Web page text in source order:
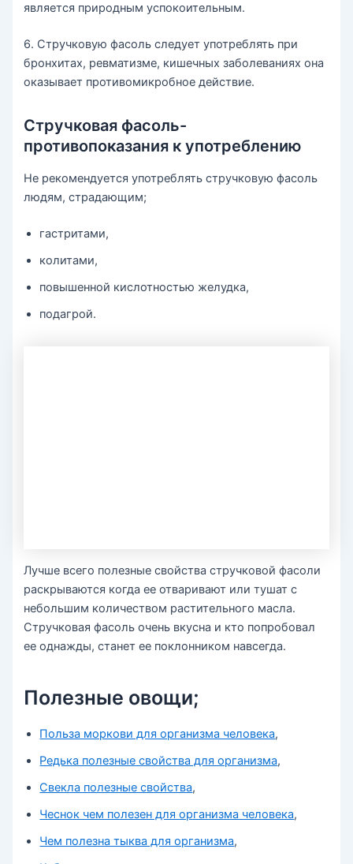
является природным успокоительным.
6. Стручковую фасоль следует употреблять при
бронхитах, ревматизме, кишечных заболеваниях она
оказывает противомикробное действие.
Стручковая фасоль-
противопоказания к употреблению
Не рекомендуется употреблять стручковую фасоль
людям, страдающим;
гастритами,
колитами,
повышенной кислотностью желудка,
подагрой.
Лучше всего полезные свойства стручковой фасоли
раскрываются когда ее отваривают или тушат с
небольшим количеством растительного масла.
Стручковая фасоль очень вкусна и кто попробовал
ее однажды, станет ее поклонником навсегда.
Полезные овощи;
Польза моркови для организма человека,
Редька полезные свойства для организма,
Свекла полезные свойства,
Чеснок чем полезен для организма человека,
Чем полезна тыква для организма,